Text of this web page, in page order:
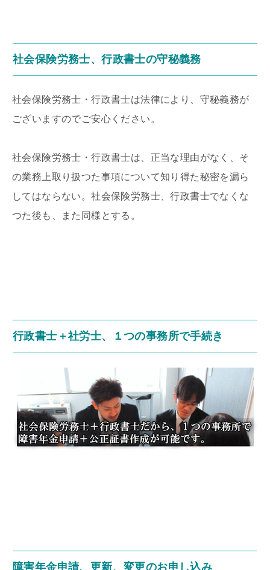
社会保険労務士、行政書士の守秘義務
社会保険労務士・行政書士は法律により、守秘義務が
ございますのでご安心ください。
社会保険労務士・行政書士は、正当な理由がなく、そ
の業務上取り扱つた事項について知り得た秘密を漏ら
してはならない。社会保険労務士、行政書士でなくな
つた後も、また同様とする。
行政書士＋社労士、１つの事務所で手続き
障害年金申請、更新、変更のお申し込み